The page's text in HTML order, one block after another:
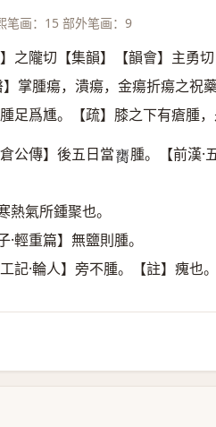
笔画：15 部外笔画：9
】之隴切【集韻】【韻會】主勇切
】掌腫瘍，潰瘍，金瘍折瘍之祝
足爲尰。【疏】膝之下有瘡腫，
公傳】後五日當𦡈 腫。【前漢·
熱氣所鍾聚也。
輕重篇】無鹽則腫。
記·輪人】旁不腫。【註】瘣也。